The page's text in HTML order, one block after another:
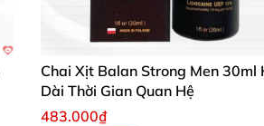
Chai Xịt Balan Strong Men 30ml
Dài Thời Gian Quan Hệ
483.000₫